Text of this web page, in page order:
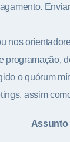
nos
o quórum
assim
Assunto